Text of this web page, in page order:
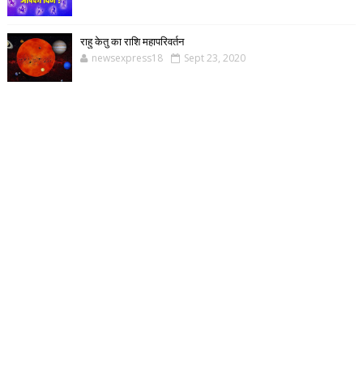
राहु केतु का राशि महापरिवर्तन
newsexpress18 Sept 23, 2020